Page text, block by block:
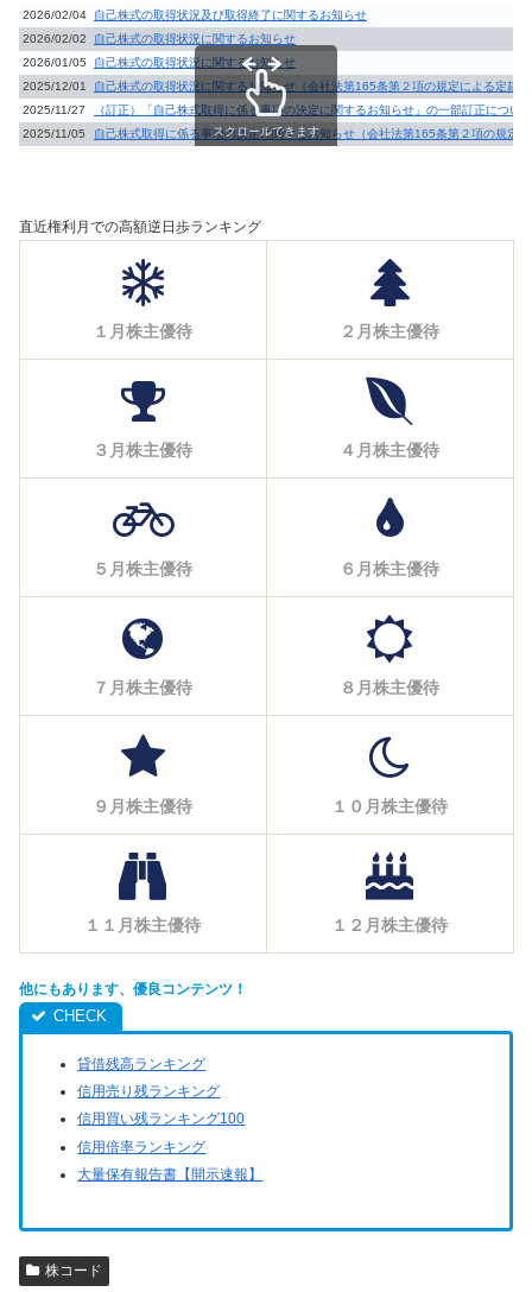
2026/02/04
自己株式の取得状況及び取得終了に関するお知らせ
2026/02/02
自己株式の取得状況に関するお知らせ
2026/01/05
自己株式の取得状況に関するお知らせ
2025/12/01
自己株式の取得状況に関するお知らせ（会社法第165条第２項の規定による定款
2025/11/27
（訂正）「自己株式取得に係る事項の決定に関するお知らせ」の一部訂正について
2025/11/05
自己株式取得に係る事項の決定に関するお知らせ（会社法第165条第２項の規定
スクロールできます
直近権利月での高額逆日歩ランキング
１月株主優待 ２月株主優待
３月株主優待 ４月株主優待
５月株主優待 ６月株主優待
７月株主優待 ８月株主優待
９月株主優待 １０月株主優待
１１月株主優待 １２月株主優待
他にもあります、優良コンテンツ！
貸借残高ランキング
信用売り残ランキング
信用買い残ランキング100
信用倍率ランキング
大量保有報告書【開示速報】
株コード